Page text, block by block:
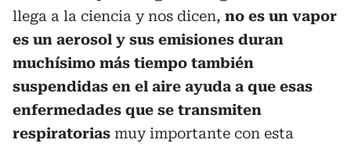
llega a la ciencia y nos dicen, no es un vapor
es un aerosol y sus emisiones duran
muchísimo más tiempo también
suspendidas en el aire ayuda a que esas
enfermedades que se transmiten
respiratorias muy importante con esta